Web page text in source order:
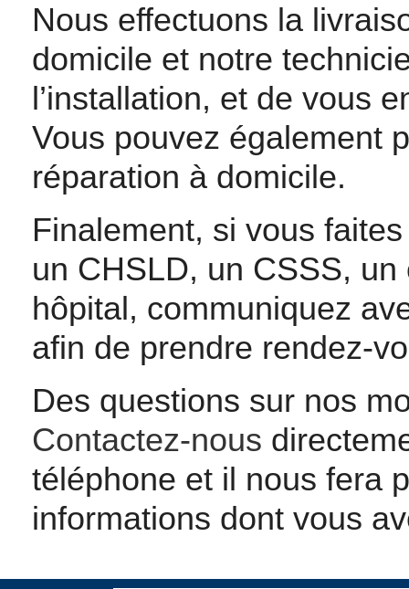
Nous effectuons la
domicile et notre
l’installation, et de vous
Vous pouvez également
réparation à domicile.
Finalement, si vous
un CHSLD, un CSSS,
hôpital, communiquez
afin de prendre rendez-
Des questions sur nos
Contactez-nous
téléphone et il nous fera
informations dont vous